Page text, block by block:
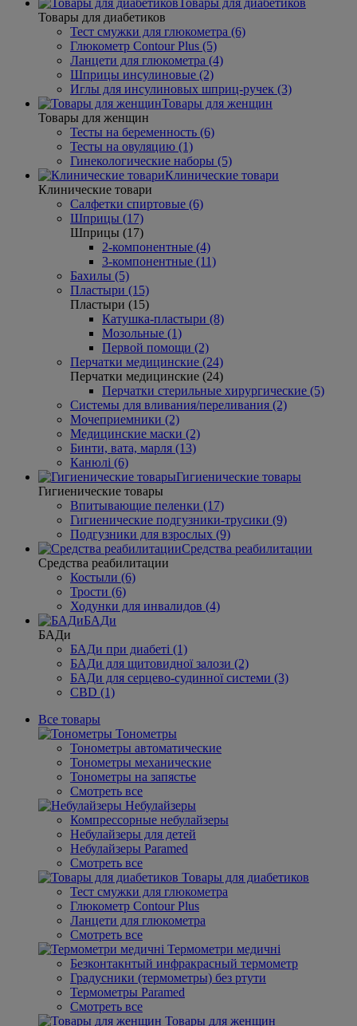
Товары для диабетиков
Товары для диабетиков
Тест смужки для глюкометра (6)
Глюкометр Contour Plus (5)
Ланцети для глюкометра (4)
Шприцы инсулиновые (2)
Иглы для инсулиновых шприц-ручек (3)
Товары для женщин
Товары для женщин
Тесты на беременность (6)
Тесты на овуляцию (1)
Гинекологические наборы (5)
Клинические товари
Клинические товари
Салфетки спиртовые (6)
Шприцы (17)
Шприцы (17)
2-компонентные (4)
3-компонентные (11)
Бахилы (5)
Пластыри (15)
Пластыри (15)
Катушка-пластыри (8)
Мозольные (1)
Первой помощи (2)
Перчатки медицинские (24)
Перчатки медицинские (24)
Перчатки стерильные хирургические (5)
Системы для вливания/переливания (2)
Мочеприемники (2)
Медицинские маски (2)
Бинти, вата, марля (13)
Канюлі (6)
Гигиенические товары
Гигиенические товары
Впитывающие пеленки (17)
Гигиенические подгузники-трусики (9)
Подгузники для взрослых (9)
Средства реабилитации
Средства реабилитации
Костыли (6)
Трости (6)
Ходунки для инвалидов (4)
БАДи
БАДи
БАДи при диабеті (1)
БАДи для щитовидної залози (2)
БАДи для серцево-судинної системи (3)
CBD (1)
Все товары
Тонометры
Тонометры автоматические
Тонометры механические
Тонометры на запястье
Смотреть все
Небулайзеры
Компрессорные небулайзеры
Небулайзеры для детей
Небулайзеры Paramed
Смотреть все
Товары для диабетиков
Тест смужки для глюкометра
Глюкометр Contour Plus
Ланцети для глюкометра
Смотреть все
Термометри медичні
Безконтакнтый инфракрасный термометр
Градусники (термометры) без ртути
Термометры Paramed
Смотреть все
Товары для женщин